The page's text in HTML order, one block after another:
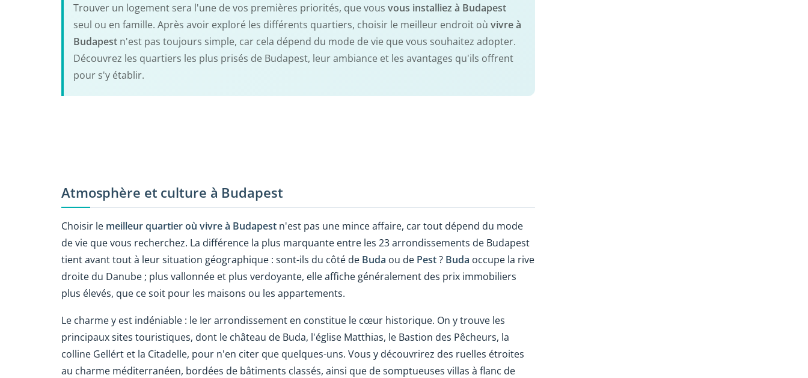
Trouver un logement sera l'une de vos premières priorités, que vous vous installiez à Budapest
seul ou en famille. Après avoir exploré les différents quartiers, choisir le meilleur endroit où vivre à
Budapest n'est pas toujours simple, car cela dépend du mode de vie que vous souhaitez adopter.
Découvrez les quartiers les plus prisés de Budapest, leur ambiance et les avantages qu'ils offrent
pour s'y établir.
Atmosphère et culture à Budapest
Choisir le meilleur quartier où vivre à Budapest n'est pas une mince affaire, car tout dépend du mode
de vie que vous recherchez. La différence la plus marquante entre les 23 arrondissements de Budapest
tient avant tout à leur situation géographique : sont-ils du côté de Buda ou de Pest? Buda occupe la rive
droite du Danube ; plus vallonnée et plus verdoyante, elle affiche généralement des prix immobiliers
plus élevés, que ce soit pour les maisons ou les appartements.
Le charme y est indéniable : le Ierarrondissement en constitue le cœur historique. On y trouve les
principaux sites touristiques, dont le château de Buda, l'église Matthias, le Bastion des Pêcheurs, la
colline Gellért et la Citadelle, pour n'en citer que quelques-uns. Vous y découvrirez des ruelles étroites
au charme méditerranéen, bordées de bâtiments classés, ainsi que de somptueuses villas à flanc de